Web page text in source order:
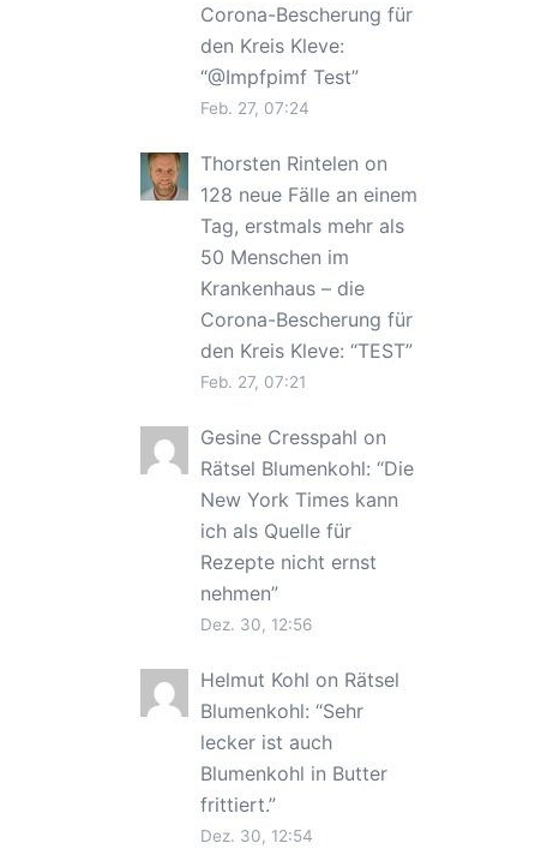
Corona-Bescherung für
den Kreis Kleve:
“@Impfpimf Test”
Feb. 27, 07:24
Thorsten Rintelen on
128 neue Fälle an einem
Tag, erstmals mehr als
50 Menschen im
Krankenhaus – die
Corona-Bescherung für
den Kreis Kleve: “TEST”
Feb. 27, 07:21
Gesine Cresspahl on
Rätsel Blumenkohl: “Die
New York Times kann
ich als Quelle für
Rezepte nicht ernst
nehmen”
Dez. 30, 12:56
Helmut Kohl on Rätsel
Blumenkohl: “Sehr
lecker ist auch
Blumenkohl in Butter
frittiert.”
Dez. 30, 12:54